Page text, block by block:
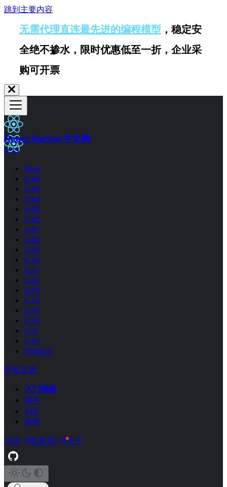
跳到主要内容
无需代理直连最先进的编程模型 ，稳定安
全绝不掺水，限时优惠低至一折，企业采
购可开票
React Native 中文网
0.75
Next
0.86
0.85
0.84
0.83
0.82
0.81
0.80
0.79
0.78
0.77
0.76
0.75
0.74
0.73
0.72
0.71
0.70
所有版本
开发文档
入门指南
组件
API
架构
讨论 热更新 关于